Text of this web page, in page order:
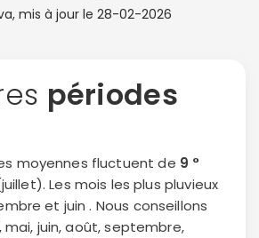
mis à jour le 28-02-2026
périodes
moyennes fluctuent de 9 °
Les mois les plus pluvieux
et juin . Nous conseillons
mai, juin, août, septembre,